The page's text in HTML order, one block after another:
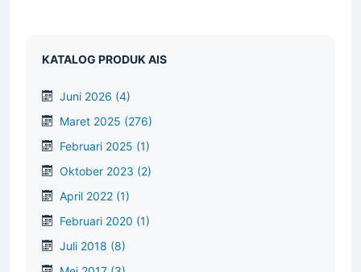
KATALOG PRODUK AIS
Juni 2026 (4)
Maret 2025 (276)
Februari 2025 (1)
Oktober 2023 (2)
April 2022 (1)
Februari 2020 (1)
Juli 2018 (8)